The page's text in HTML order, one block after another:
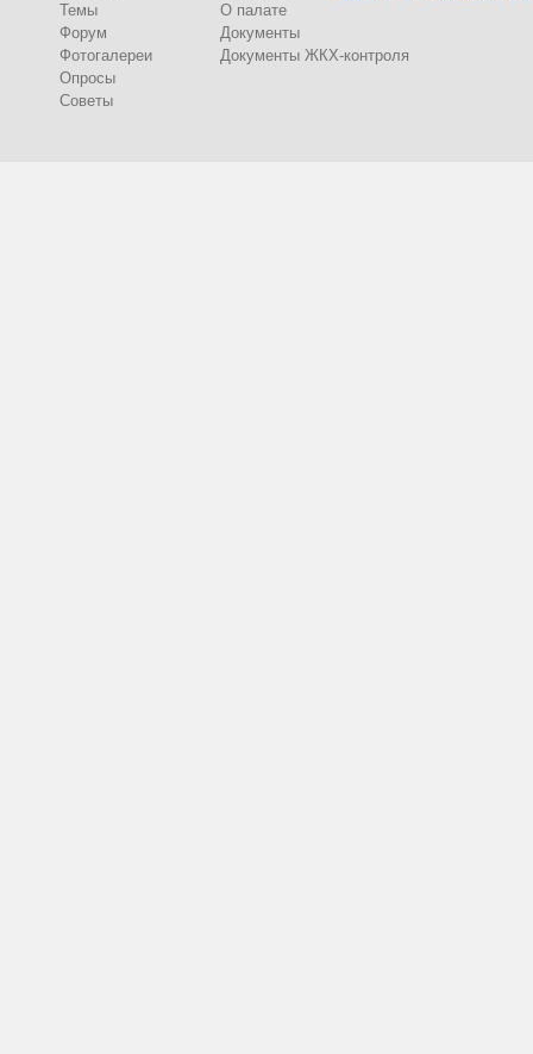
Темы
Форум
Фотогалереи
Опросы
Советы
О палате
Документы
Документы ЖКХ-контроля